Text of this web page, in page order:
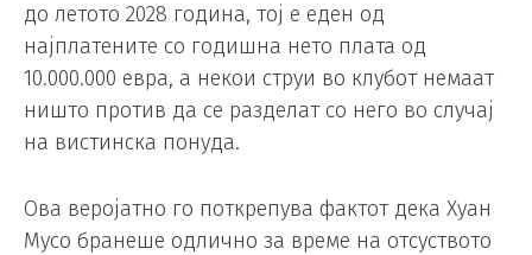
до летото 2028 година, тој е еден од
најплатените со годишна нето плата од
10.000.000 евра, а некои струи во клубот немаат
ништо против да се разделат со него во случај
на вистинска понуда.
Ова веројатно го поткрепува фактот дека Хуан
Мусо бранеше одлично за време на отсуството